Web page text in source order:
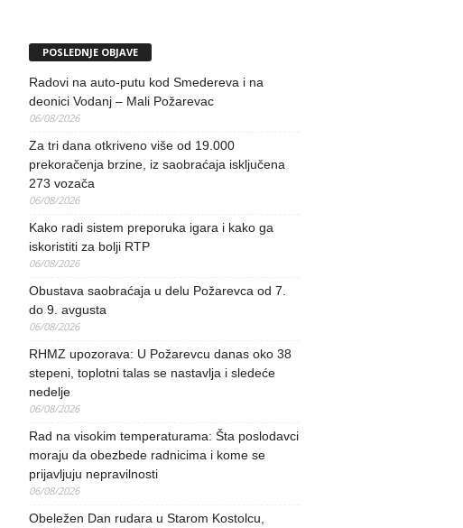
POSLEDNJE OBJAVE
Radovi na auto-putu kod Smedereva i na
deonici Vodanj – Mali Požarevac
06/08/2026
Za tri dana otkriveno više od 19.000
prekoračenja brzine, iz saobraćaja isključena
273 vozača
06/08/2026
Kako radi sistem preporuka igara i kako ga
iskoristiti za bolji RTP
06/08/2026
Obustava saobraćaja u delu Požarevca od 7.
do 9. avgusta
06/08/2026
RHMZ upozorava: U Požarevcu danas oko 38
stepeni, toplotni talas se nastavlja i sledeće
nedelje
06/08/2026
Rad na visokim temperaturama: Šta poslodavci
moraju da obezbede radnicima i kome se
prijavljuju nepravilnosti
06/08/2026
Obeležen Dan rudara u Starom Kostolcu,